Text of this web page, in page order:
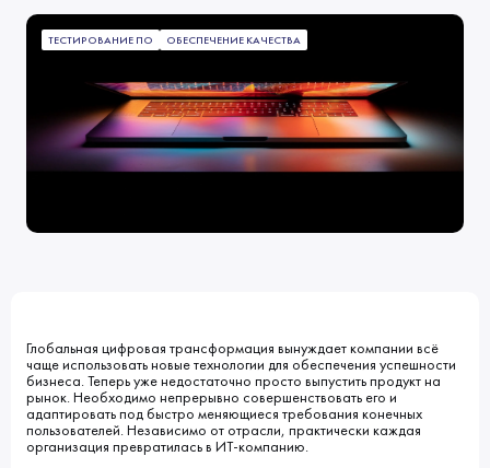
Тестирование производительности
Решения по качеству
Виды тестирования
Индустрии
Миссия и ценности
Наши процессы
ИНФОЦЕНТР
Блог
Мы в СМИ
Вакансии
Развитие и карьерный рост
КОНТАКТЫ
ТЕСТИРОВАНИЕ ПО ОБЕСПЕЧЕНИЕ КАЧЕСТВА
Глобальная цифровая трансформация вынуждает компании всё
чаще использовать новые технологии для обеспечения успешности
бизнеса. Теперь уже недостаточно просто выпустить продукт на
рынок. Необходимо непрерывно совершенствовать его и
адаптировать под быстро меняющиеся требования конечных
пользователей. Независимо от отрасли, практически каждая
организация превратилась в ИТ-компанию.